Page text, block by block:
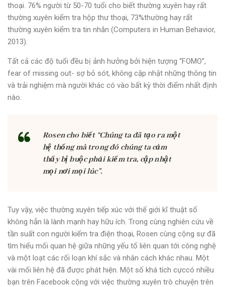
thoại. 76% người từ 50-70 tuổi cho biết thường xuyên hay rất
thường xuyên kiểm tra hộp thư thoại, 73%thường hay rất
thường xuyên kiểm tra tin nhắn (Computers in Human Behavior,
2013).
Tất cả các độ tuổi đều bị ảnh hưởng bởi hiện tượng “FOMO”,
fear of missing out- sợ bỏ sót, không cập nhật những thông tin
và trải nghiệm mà người khác có vào bất kỳ thời điểm nhất định
nào.
Rosen cho biết “Chúng ta đã tạo ra một
hệ thống mà trong đó chúng ta cảm
thấy bị buộc phải kiểm tra, cập nhật
mọi nơi mọi lúc”.
Tuy vậy, việc thường xuyên tiếp xúc với thế giới kĩ thuật số
không hẳn là lành mạnh hay hữu ích. Trong cùng nghiên cứu về
tần suất con người kiểm tra điện thoại, Rosen cùng cộng sự đã
tìm hiểu mối quan hệ giữa những yếu tố liên quan tới công nghệ
và một loạt các rối loạn khí sắc và nhân cách khác nhau. Một
vài mối liên hệ đã được phát hiện. Một số khá tích cựccó nhiều
bạn trên Facebook cộng với việc thường xuyên trò chuyện trên